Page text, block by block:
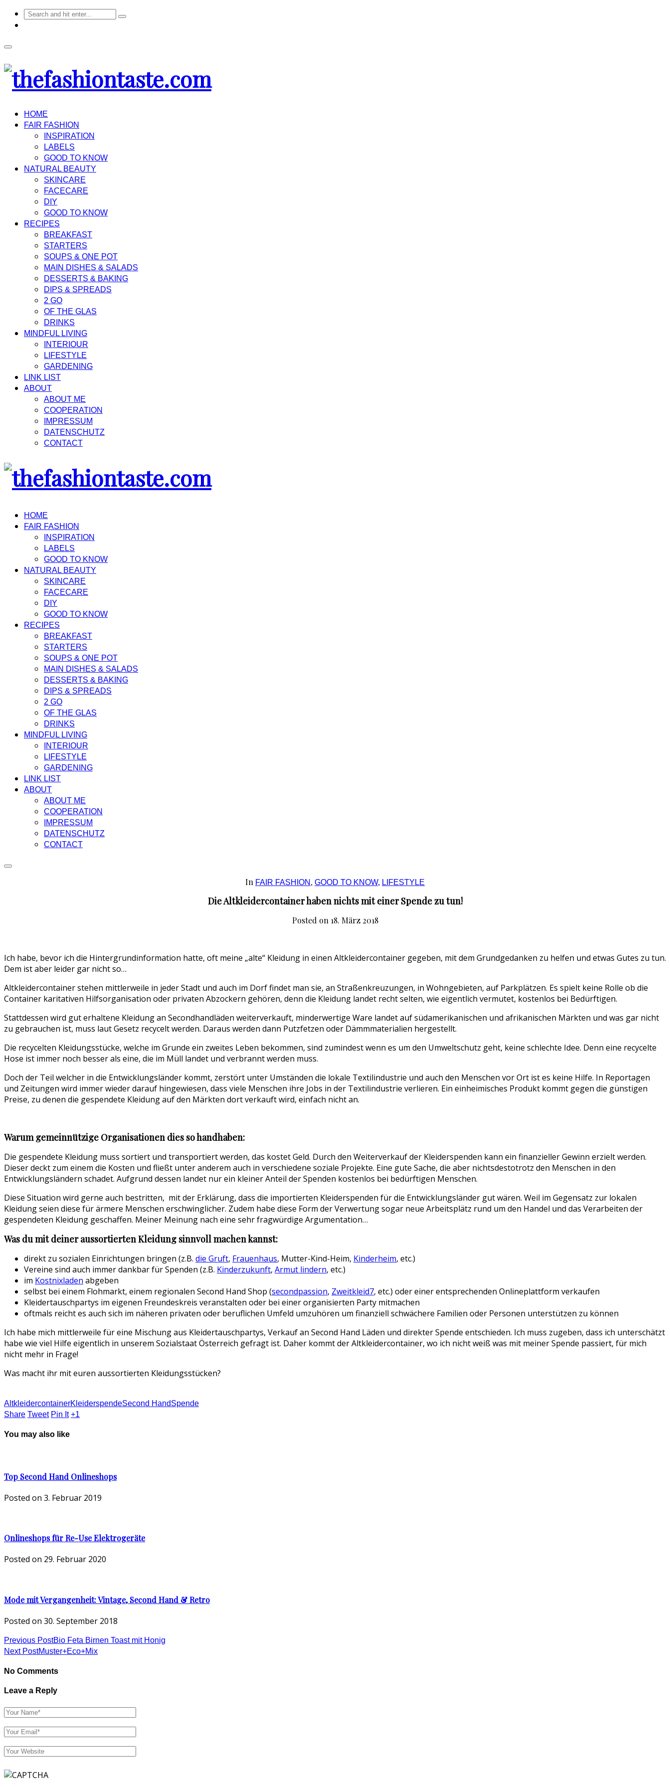
HOME
FAIR FASHION
INSPIRATION
LABELS
GOOD TO KNOW
NATURAL BEAUTY
SKINCARE
FACECARE
DIY
GOOD TO KNOW
RECIPES
BREAKFAST
STARTERS
SOUPS & ONE POT
MAIN DISHES & SALADS
DESSERTS & BAKING
DIPS & SPREADS
2 GO
OF THE GLAS
DRINKS
MINDFUL LIVING
INTERIOUR
LIFESTYLE
GARDENING
LINK LIST
ABOUT
ABOUT ME
COOPERATION
IMPRESSUM
DATENSCHUTZ
CONTACT
HOME
FAIR FASHION
INSPIRATION
LABELS
GOOD TO KNOW
NATURAL BEAUTY
SKINCARE
FACECARE
DIY
GOOD TO KNOW
RECIPES
BREAKFAST
STARTERS
SOUPS & ONE POT
MAIN DISHES & SALADS
DESSERTS & BAKING
DIPS & SPREADS
2 GO
OF THE GLAS
DRINKS
MINDFUL LIVING
INTERIOUR
LIFESTYLE
GARDENING
LINK LIST
ABOUT
ABOUT ME
COOPERATION
IMPRESSUM
DATENSCHUTZ
CONTACT
In FAIR FASHION , GOOD TO KNOW, LIFESTYLE
Die Altkleidercontainer haben nichts mit einer Spende zu tun!
Posted on 18. März 2018
Ich habe, bevor ich die Hintergrundinformation hatte, oft meine „alte“ Kleidung in einen Altkleidercontainer gegeben, mit dem Grundgedanken zu helfen und etwas Gutes zu tun.
Dem ist aber leider gar nicht so…
Altkleidercontainer stehen mittlerweile in jeder Stadt und auch im Dorf findet man sie, an Straßenkreuzungen, in Wohngebieten, auf Parkplätzen. Es spielt keine Rolle ob die
Container karitativen Hilfsorganisation oder privaten Abzockern gehören, denn die Kleidung landet recht selten, wie eigentlich vermutet, kostenlos bei Bedürftigen.
Stattdessen wird gut erhaltene Kleidung an Secondhandläden weiterverkauft, minderwertige Ware landet auf südamerikanischen und afrikanischen Märkten und was gar nicht
zu gebrauchen ist, muss laut Gesetz recycelt werden. Daraus werden dann Putzfetzen oder Dämmmaterialien hergestellt.
Die recycelten Kleidungsstücke, welche im Grunde ein zweites Leben bekommen, sind zumindest wenn es um den Umweltschutz geht, keine schlechte Idee. Denn eine recycelte
Hose ist immer noch besser als eine, die im Müll landet und verbrannt werden muss.
Doch der Teil welcher in die Entwicklungsländer kommt, zerstört unter Umständen die lokale Textilindustrie und auch den Menschen vor Ort ist es keine Hilfe. In Reportagen
und Zeitungen wird immer wieder darauf hingewiesen, dass viele Menschen ihre Jobs in der Textilindustrie verlieren. Ein einheimisches Produkt kommt gegen die günstigen
Preise, zu denen die gespendete Kleidung auf den Märkten dort verkauft wird, einfach nicht an.
Warum gemeinnützige Organisationen dies so handhaben:
Die gespendete Kleidung muss sortiert und transportiert werden, das kostet Geld. Durch den Weiterverkauf der Kleiderspenden kann ein finanzieller Gewinn erzielt werden.
Dieser deckt zum einem die Kosten und fließt unter anderem auch in verschiedene soziale Projekte. Eine gute Sache, die aber nichtsdestotrotz den Menschen in den
Entwicklungsländern schadet. Aufgrund dessen landet nur ein kleiner Anteil der Spenden kostenlos bei bedürftigen Menschen.
Diese Situation wird gerne auch bestritten, mit der Erklärung, dass die importierten Kleiderspenden für die Entwicklungsländer gut wären. Weil im Gegensatz zur lokalen
Kleidung seien diese für ärmere Menschen erschwinglicher. Zudem habe diese Form der Verwertung sogar neue Arbeitsplätz rund um den Handel und das Verarbeiten der
gespendeten Kleidung geschaffen. Meiner Meinung nach eine sehr fragwürdige Argumentation…
Was du mit deiner aussortierten Kleidung sinnvoll machen kannst:
direkt zu sozialen Einrichtungen bringen (z.B. die Gruft, Frauenhaus, Mutter-Kind-Heim, Kinderheim, etc.)
Vereine sind auch immer dankbar für Spenden (z.B. Kinderzukunft, Armut lindern, etc.)
im Kostnixladen abgeben
selbst bei einem Flohmarkt, einem regionalen Second Hand Shop (secondpassion, Zweitkleid7, etc.) oder einer entsprechenden Onlineplattform verkaufen
Kleidertauschpartys im eigenen Freundeskreis veranstalten oder bei einer organisierten Party mitmachen
oftmals reicht es auch sich im näheren privaten oder beruflichen Umfeld umzuhören um finanziell schwächere Familien oder Personen unterstützen zu können
Ich habe mich mittlerweile für eine Mischung aus Kleidertauschpartys, Verkauf an Second Hand Läden und direkter Spende entschieden. Ich muss zugeben, dass ich unterschätzt
habe wie viel Hilfe eigentlich in unserem Sozialstaat Österreich gefragt ist. Daher kommt der Altkleidercontainer, wo ich nicht weiß was mit meiner Spende passiert, für mich
nicht mehr in Frage!
Was macht ihr mit euren aussortierten Kleidungsstücken?
AltkleidercontainerKleiderspendeSecond HandSpende
Share Tweet Pin It +1
You may also like
Top Second Hand Onlineshops
Posted on 3. Februar 2019
Onlineshops für Re-Use Elektrogeräte
Posted on 29. Februar 2020
Mode mit Vergangenheit: Vintage, Second Hand & Retro
Posted on 30. September 2018
Previous PostBio Feta Birnen Toast mit Honig
Next PostMuster+Eco+Mix
No Comments
Leave a Reply